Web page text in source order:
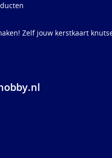
Zelf jouw kerstkaart